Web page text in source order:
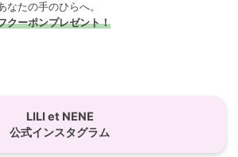
なたの手のひらへ。
クーポンプレゼント！
LILI et NENE
公式インスタグラム